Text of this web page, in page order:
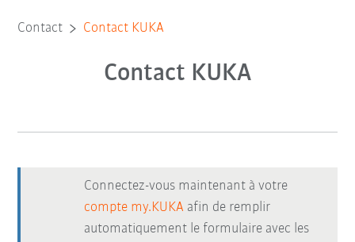
Contact Contact KUKA
Contact KUKA
Connectez-vous maintenant à votre
compte my.KUKA afin de remplir
automatiquement le formulaire avec les